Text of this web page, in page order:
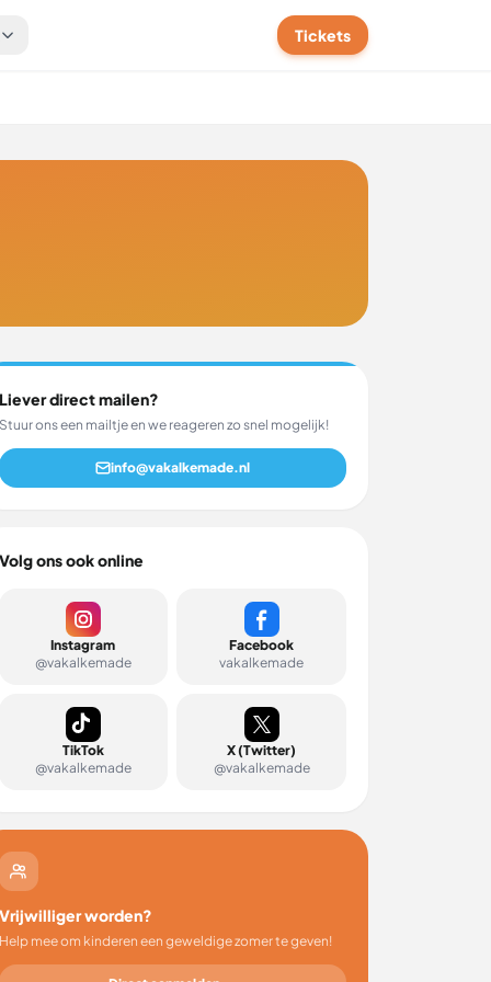
Tickets
Liever direct mailen?
Stuur ons een mailtje en we reageren zo snel mogelijk!
info@vakalkemade.nl
Volg ons ook online
Instagram
@vakalkemade
Facebook
vakalkemade
TikTok
@vakalkemade
X (Twitter)
@vakalkemade
Vrijwilliger worden?
Help mee om kinderen een geweldige zomer te geven!